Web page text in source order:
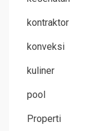
kontraktor
konveksi
kuliner
pool
Properti